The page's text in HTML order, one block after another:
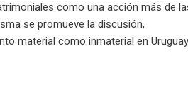
como una acción más de
se promueve la discusión,
material como inmaterial en